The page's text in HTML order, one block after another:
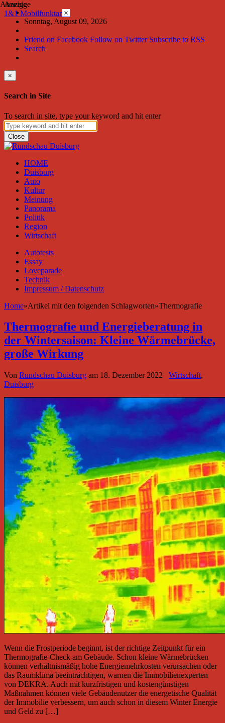
Sonntag, August 09, 2026
Friend on Facebook Follow on Twitter Subscribe to RSS
Search
×
Search in Site
To search in site, type your keyword and hit enter
Close
HOME
Duisburg
Auto
Kultur
Meinung
Panorama
Politik
Region
Wirtschaft
Autotests
Essay
Loveparade
Technik
Impressum / Datenschutz
Home»Artikel mit den folgenden Schlagworten»Thermografie
Thermografie und Energieberatung in
der Wintersaison: Kleine Wärmebrücke,
große Wirkung
Von Rundschau Duisburg am 18. Dezember 2022 Wirtschaft,
Duisburg
Wenn die Frostperiode beginnt, ist der richtige Zeitpunkt für ein
Thermografie-Check am Gebäude. Schon kleine Wärmebrücken
können verhältnismäßig hohe Energiemehrkosten verursachen oder
das Raumklima beeinträchtigen, warnen die Immobilienexperten
von DEKRA. Auch mit kurzfristigen und kostengünstigen
Maßnahmen können viele Gebäudenutzer die energetische Qualität
der Immobilie verbessern, um auch schon in diesem Winter Energie
und Geld zu […]
Anzeige
×
1&1 Mobilfunktarife
Anzeige